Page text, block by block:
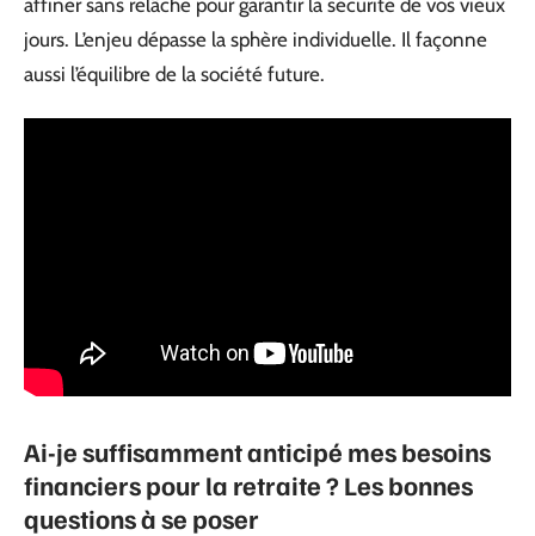
jours. L’enjeu dépasse la sphère individuelle. Il façonne
aussi l’équilibre de la société future.
Ai-je suffisamment anticipé mes besoins
financiers pour la retraite ? Les bonnes
questions à se poser